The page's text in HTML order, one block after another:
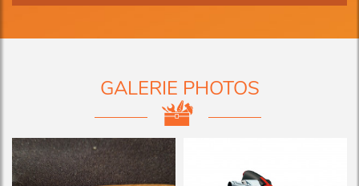
GALERIE PHOTOS